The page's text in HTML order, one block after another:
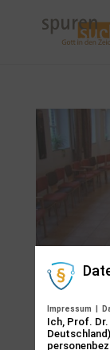
Stuhl-Kreis
von
Impressum
Ich, Prof.